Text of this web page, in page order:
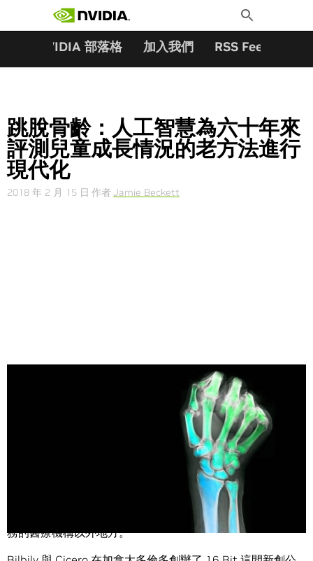
Toggle
Search
NVIDIA 部落格 加入我們 RSS Feeds
跳脫骨齡：人工智慧為六十年來
評測兒童成長情況的老方法進行
現代化
2018 年 2 月 15 日 作者Jamie Beckett
Alexander Bilbily 與 Mark Cicero 兩名醫生經過數年的訓練
成為放射科醫生，可是兩人覺得自己最大的影響力，是在服
務的醫療機構以外地方。